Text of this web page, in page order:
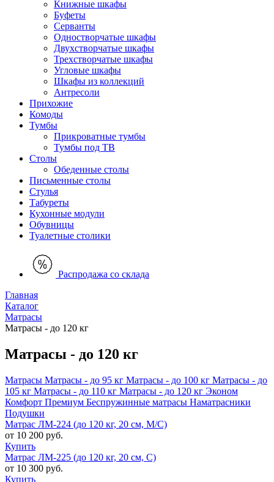
Книжные шкафы
Буфеты
Серванты
Одностворчатые шкафы
Двухстворчатые шкафы
Трехстворчатые шкафы
Угловые шкафы
Шкафы из коллекций
Антресоли
Прихожие
Комоды
Тумбы
Прикроватные тумбы
Тумбы под ТВ
Столы
Обеденные столы
Письменные столы
Стулья
Табуреты
Кухонные модули
Обувницы
Туалетные столики
Распродажа со склада
Главная
Каталог
Матрасы
Матрасы - до 120 кг
Матрасы - до 120 кг
Матрасы Матрасы - до 95 кг Матрасы - до 100 кг Матрасы - до
105 кг Матрасы - до 110 кг Матрасы - до 120 кг Эконом
Комфорт Премиум Беспружинные матрасы Наматрасники
Подушки
Матрас ЛМ-224 (до 120 кг, 20 см, М/С)
от 10 200 руб.
Купить
Матрас ЛМ-225 (до 120 кг, 20 см, С)
от 10 300 руб.
Купить